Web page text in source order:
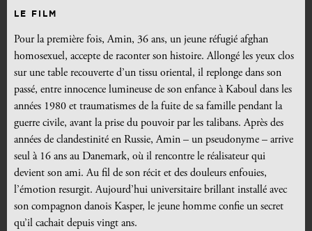
LE FILM
Pour la première fois, Amin, 36 ans, un jeune réfugié afghan
homosexuel, accepte de raconter son histoire. Allongé les yeux clos
sur une table recouverte d’un tissu oriental, il replonge dans son
passé, entre innocence lumineuse de son enfance à Kaboul dans les
années 1980 et traumatismes de la fuite de sa famille pendant la
guerre civile, avant la prise du pouvoir par les talibans. Après des
années de clandestinité en Russie, Amin – un pseudonyme – arrive
seul à 16 ans au Danemark, où il rencontre le réalisateur qui
devient son ami. Au fil de son récit et des douleurs enfouies,
l’émotion resurgit. Aujourd’hui universitaire brillant installé avec
son compagnon danois Kasper, le jeune homme confie un secret
qu’il cachait depuis vingt ans.